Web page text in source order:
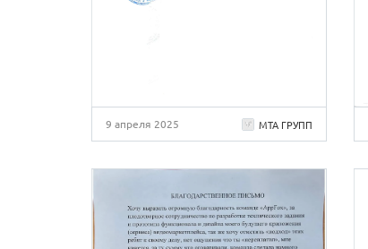
9 апреля 2025 МТА ГРУПП